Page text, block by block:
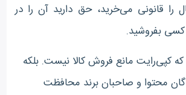
را قانونی می‌خرید، حق دارید آن را در
بفروشید.
کپی‌رایت مانع فروش کالا نیست. بلکه
محتوا و صاحبان برند محافظت